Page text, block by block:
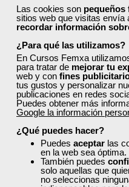
Las cookies son pequeños
sitios web que visitas envía
recordar información
¿Para qué las utilizamos?
En Cursos Femxa
para tratar de mejorar tu
web y con fines
tus gustos y personalizar
publicaciones en redes
Puedes obtener más
Google la información
¿Qué puedes hacer?
Puedes aceptar las
en la web sea óptima.
También puedes
solo aquellas que
no seleccionas
Newsletter
Si, quiero recibir
exclusivas y recursos
Términos y condiciones
He leído y acepto la
Registrarse